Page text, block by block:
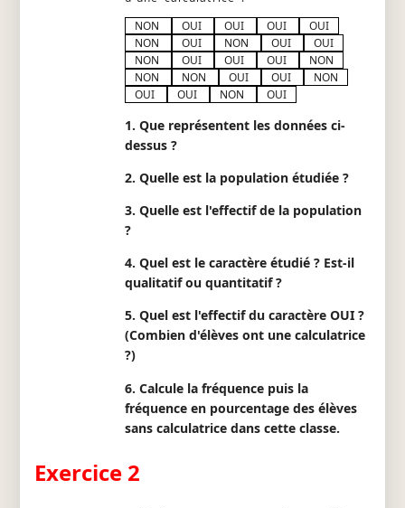
NON
OUI OUI OUI
OUI
NON
OUI NON OUI
OUI
NON
OUI OUI OUI
NON
NON
NON OUI OUI
NON
OUI
OUI NON OUI
1. Que représentent les données ci-
dessus ?
2. Quelle est la population étudiée ?
3. Quelle est l'effectif de la population
?
4. Quel est le caractère étudié ? Est-il
qualitatif ou quantitatif ?
5. Quel est l'effectif du caractère OUI ?
(Combien d'élèves ont une calculatrice
?)
6. Calcule la fréquence puis la
fréquence en pourcentage des élèves
sans calculatrice dans cette classe.
Exercice 2